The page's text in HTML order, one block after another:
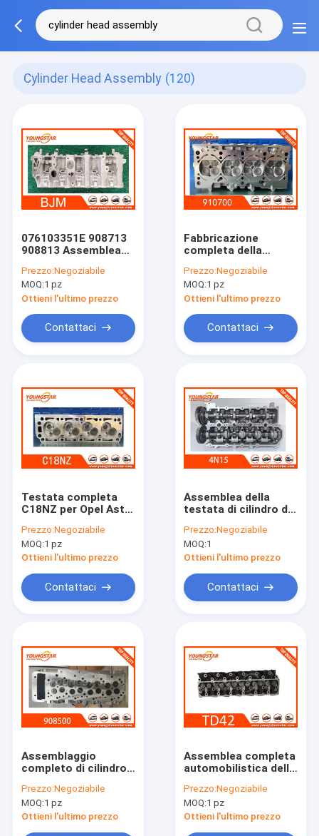
Cylinder Head Assembly (120)
076103351E 908713
908813 Assemblea
cilindro delle parti
2.5TDI BJM del
motore per VW
Crafter
Prezzo:Negoziabile
MOQ:1 pz
Ottieni l'ultimo prezzo
Contattaci
Fabbricazione
completa della
per Audi A3 A4 A6
Prezzo:Negoziabile
MOQ:1 pz
Ottieni l'ultimo prezzo
Contattaci
Testata completa
C18NZ per Opel Astra
motore 1.8L OEM
90880028 5607033
Prezzo:Negoziabile
MOQ:1 pz
Ottieni l'ultimo prezzo
Contattaci
Assemblea della
testata di cilindro di
1005c961 1005c644
del motore
Mitsubishi 4N15
Prezzo:Negoziabile
MOQ:1
Ottieni l'ultimo prezzo
Contattaci
Assemblaggio
completo di cilindro
motore Mitsubishi
4M41 con garanzia di
30000 km
Prezzo:Negoziabile
MOQ:1 pz
Ottieni l'ultimo prezzo
Assemblea completa
automobilistica della
per Nissan Patrol
TD42 TD42T
Prezzo:Negoziabile
MOQ:1 pz
Ottieni l'ultimo prezzo